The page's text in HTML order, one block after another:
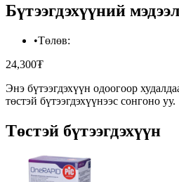
Бүтээгдэхүүний
•Төлөв:
24,300₮
Энэ бүтээгдэхүүн одоогоор
төстэй бүтээгдэхүүнээс сонгоно уу.
Төстэй бүтээгдэхүүн